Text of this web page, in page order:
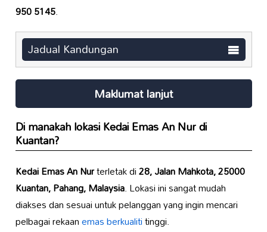
950 5145.
Jadual Kandungan
Maklumat lanjut
Di manakah lokasiKedai Emas An Nurdi
Kuantan?
Kedai Emas An Nurterletak di28, Jalan Mahkota, 25000
Kuantan, Pahang, Malaysia. Lokasi ini sangat mudah
diakses dan sesuai untuk pelanggan yang ingin mencari
pelbagai rekaanemas berkualititinggi.